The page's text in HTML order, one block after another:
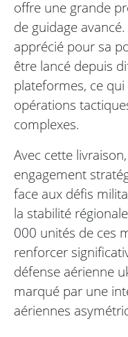
offre une grande
de guidage
apprécié pour sa
être lancé depuis
plateformes, ce
opérations
complexes.
Avec cette
engagement
face aux défis
la stabilité
000 unités de ces
renforcer
défense aérienne
marqué par une
aériennes